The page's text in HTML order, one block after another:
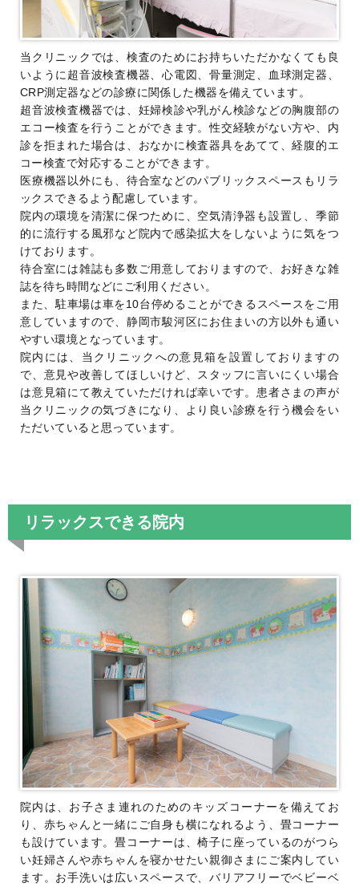
当クリニックでは、検査のためにお持ちいただかなくても良
いように超音波検査機器、心電図、骨量測定、血球測定器、
CRP測定器などの診療に関係した機器を備えています。
超音波検査機器では、妊婦検診や乳がん検診などの胸腹部の
エコー検査を行うことができます。性交経験がない方や、内
診を拒まれた場合は、おなかに検査器具をあてて、経腹的エ
コー検査で対応することができます。
医療機器以外にも、待合室などのパブリックスペースもリラ
ックスできるよう配慮しています。
院内の環境を清潔に保つために、空気清浄器も設置し、季節
的に流行する風邪など院内で感染拡大をしないように気をつ
けております。
待合室には雑誌も多数ご用意しておりますので、お好きな雑
誌を待ち時間などにご利用ください。
また、駐車場は車を10台停めることができるスペースをご用
意していますので、静岡市駿河区にお住まいの方以外も通い
やすい環境となっています。
院内には、当クリニックへの意見箱を設置しておりますの
で、意見や改善してほしいけど、スタッフに言いにくい場合
は意見箱にて教えていただければ幸いです。患者さまの声が
当クリニックの気づきになり、より良い診療を行う機会をい
ただいていると思っています。
リラックスできる院内
院内は、お子さま連れのためのキッズコーナーを備えてお
り、赤ちゃんと一緒にご自身も横になれるよう、畳コーナー
も設けています。畳コーナーは、椅子に座っているのがつら
い妊婦さんや赤ちゃんを寝かせたい親御さまにご案内してい
ます。お手洗いは広いスペースで、バリアフリーでベビーベ